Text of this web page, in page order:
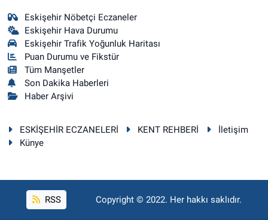
Eskişehir Nöbetçi Eczaneler
Eskişehir Hava Durumu
Eskişehir Trafik Yoğunluk Haritası
Puan Durumu ve Fikstür
Tüm Manşetler
Son Dakika Haberleri
Haber Arşivi
ESKİŞEHİR ECZANELERİ KENT REHBERİ
İletişim
Künye
RSS Copyright © 2022. Her hakkı saklıdır.